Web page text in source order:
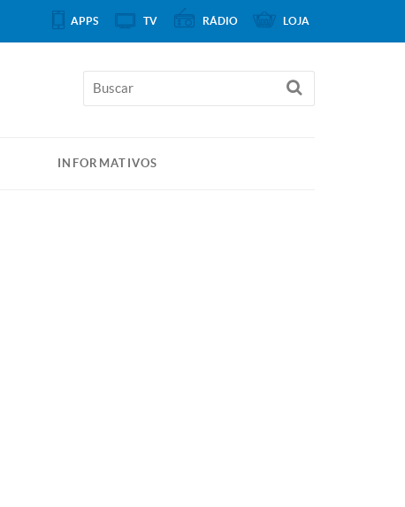
INFORMATIVOS
APPS TV RÁDIO LOJA